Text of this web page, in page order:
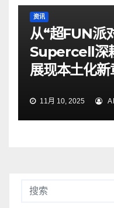
资讯
从“超FUN派
Supercell深
展现本土化新
11月 10, 2025